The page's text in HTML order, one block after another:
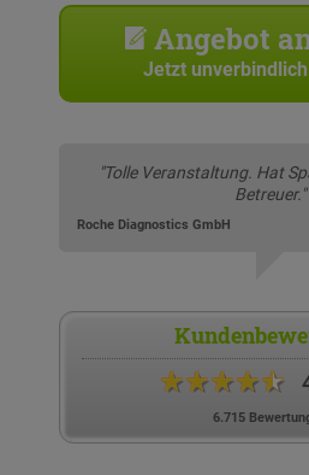
Angebot
Jetzt
"Tolle Veranstaltung. Hat
Betreuer."
Roche Diagnostics GmbH
★★★★★
6.715